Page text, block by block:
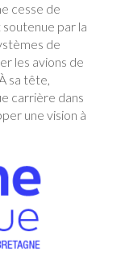
cesse de
par la
de
les avions de
sa tête,
carrière dans
une vision à